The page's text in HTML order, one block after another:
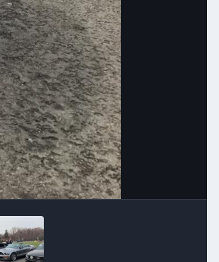
Инструменты изображения